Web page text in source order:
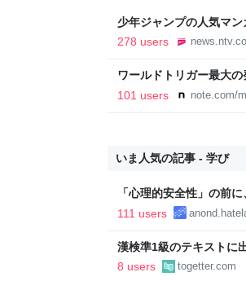
少年ジャンプの人気マ
逮捕 総額43億円以上（
278 users
ワールドトリガー最大
101 users
note.com/
いま人気の記事 - 学び
「心理的安全性」の前
111 users
漢検準1級のテキストに
内に登場する、選び抜か
8 users togetter.com